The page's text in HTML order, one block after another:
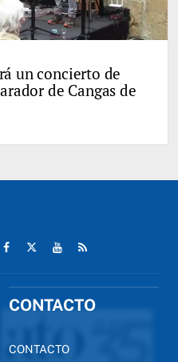
un concierto de
de Cangas de
CONTACTO
CONTACTO